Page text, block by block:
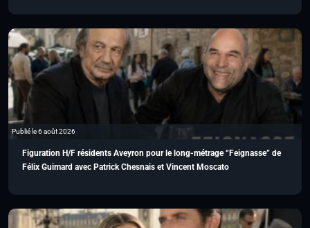
Publié le 6 août 2026
Figuration H/F résidents Aveyron pour le long-métrage “Feignasse” de
Félix Guimard avec Patrick Chesnais et Vincent Moscato